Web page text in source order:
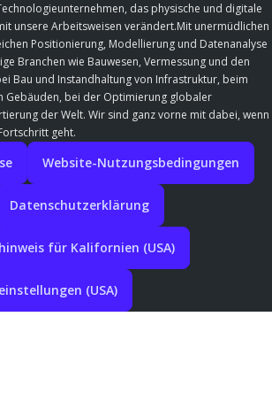
das physische und digitale
unsere Arbeitsweisen verändert.Mit unermüdlichen
Positionierung, Modellierung und Datenanalyse
Branchen wie Bauwesen, Vermessung und den
Bau und Instandhaltung von Infrastruktur, beim
Gebäuden, bei der Optimierung globaler
der Welt. Wir sind ganz vorne mit dabei, wenn
geht.
Website-Nutzungsbedingungen
Datenschutzerklärung
für Kalifornien (USA)
(USA)